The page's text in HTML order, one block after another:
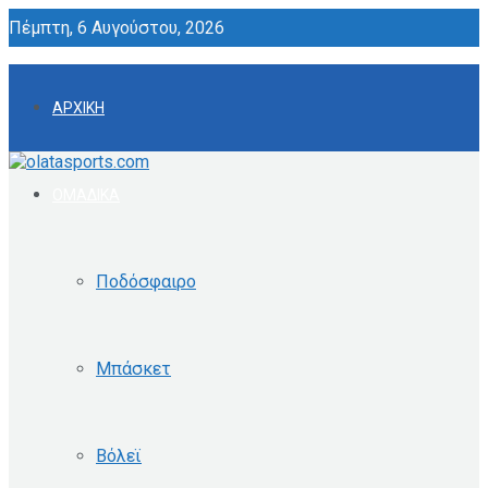
Πέμπτη, 6 Αυγούστου, 2026
ΑΡΧΙΚΗ
Ποδόσφαιρο
Μπάσκετ
Βόλεϊ